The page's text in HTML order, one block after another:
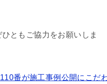
ともご協力をお願いしま
番が施工事例公開にこだ